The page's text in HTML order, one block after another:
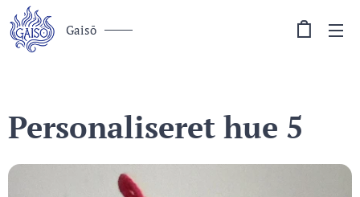
Gaisō
Personaliseret hue 5